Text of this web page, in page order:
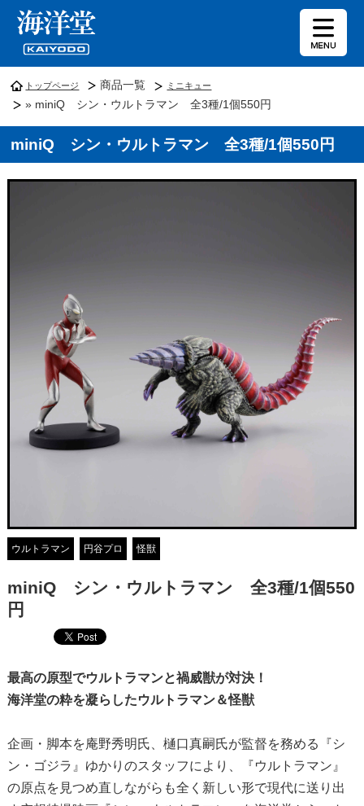
トップページ 商品一覧 ミニキュー
» miniQ シン・ウルトラマン 全3種/1個550円
miniQ シン・ウルトラマン 全3種/1個550円
ウルトラマン 円谷プロ 怪獣
miniQ シン・ウルトラマン 全3種/1個550
円
最高の原型でウルトラマンと禍威獣が対決！
海洋堂の粋を凝らしたウルトラマン＆怪獣
企画・脚本を庵野秀明氏、樋口真嗣氏が監督を務める『シ
ン・ゴジラ』ゆかりのスタッフにより、『ウルトラマン』
の原点を見つめ直しながらも全く新しい形で現代に送り出